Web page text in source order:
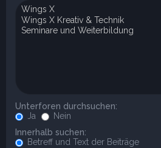
Unterforen durchsuchen:
Ja
Nein
Innerhalb suchen:
Betreff und Text der Beiträge